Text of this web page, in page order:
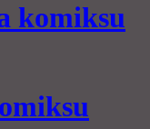
komiksu